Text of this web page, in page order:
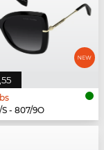
S - 807/9O